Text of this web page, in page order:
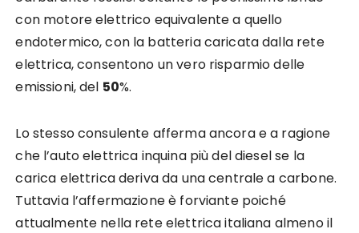
con motore elettrico equivalente a quello
endotermico, con la batteria caricata dalla rete
elettrica, consentono un vero risparmio delle
emissioni, del 50%.
Lo stesso consulente afferma ancora e a ragione
che l’auto elettrica inquina più del diesel se la
carica elettrica deriva da una centrale a carbone.
Tuttavia l’affermazione è forviante poiché
attualmente nella rete elettrica italiana almeno il